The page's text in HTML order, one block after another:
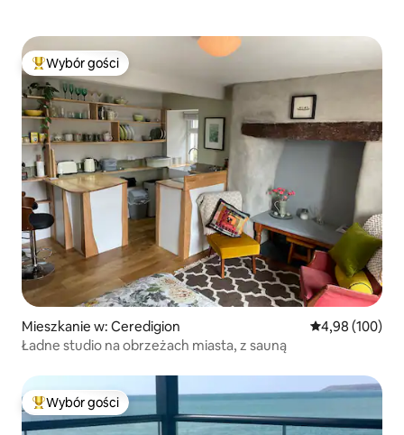
Najpopularniejsze z kategorii Wybór gości
Wybór gości
Mieszkanie w: Ceredigion Średnia
4,98 (100)
Ładne studio na obrzeżach miasta, z sauną
Najpopularniejsze z kategorii Wybór gości
Wybór gości